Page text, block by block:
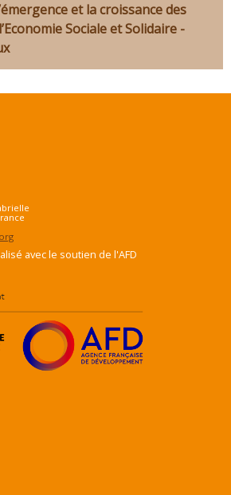
et la croissance des
Sociale et Solidaire -
avec le soutien de l'AFD